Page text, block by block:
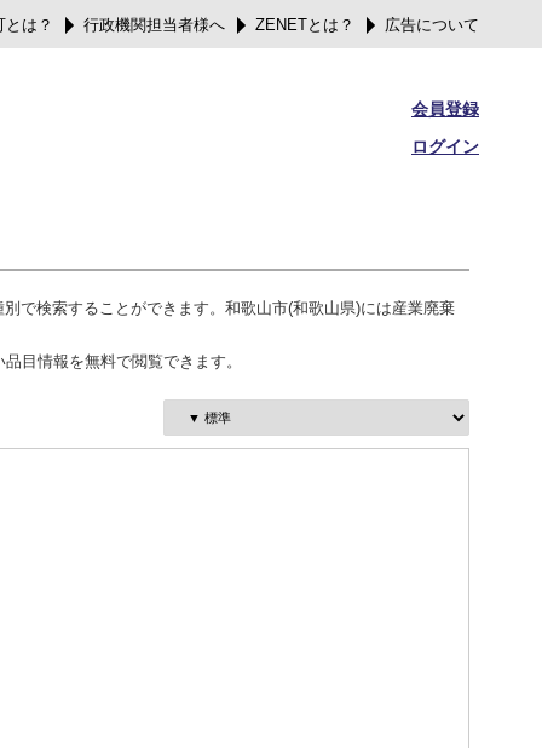
とは？ 行政機関担当者様へ ZENETとは？ 広告について
会員登録
ログイン
で検索することができます。和歌山市(和歌山県)には産業廃棄
目情報を無料で閲覧できます。